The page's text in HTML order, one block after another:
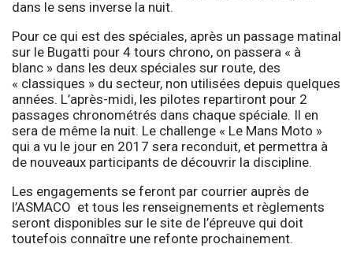
dans le sens inverse la nuit.
Pour ce qui est des spéciales, après un passage matinal
sur le Bugatti pour 4 tours chrono, on passera « à
blanc » dans les deux spéciales sur route, des
« classiques » du secteur, non utilisées depuis quelques
années. L’après-midi, les pilotes repartiront pour 2
passages chronométrés dans chaque spéciale. Il en
sera de même la nuit. Le challenge « Le Mans Moto »
qui a vu le jour en 2017 sera reconduit, et permettra à
de nouveaux participants de découvrir la discipline.
Les engagements se feront par courrier auprès de
l’ASMACO et tous les renseignements et règlements
seront disponibles sur le site de l’épreuve qui doit
toutefois connaître une refonte prochainement.